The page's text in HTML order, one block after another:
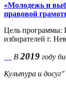
«Молодежь и
правовой
Цель программы:
избирателей г.
В 2019 году
Культура и